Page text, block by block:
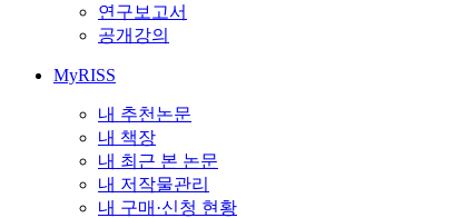
연구보고서
공개강의
MyRISS
내 추천논문
내 책장
내 최근 본 논문
내 저작물관리
내 구매·신청 현황